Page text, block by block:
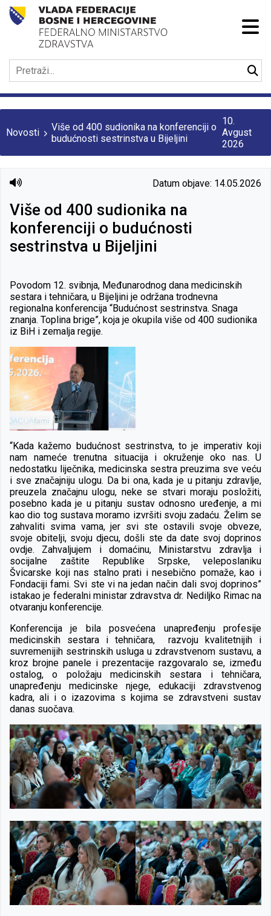
Novosti
Više od 400 sudionika na konferenciji o
budućnosti sestrinstva u Bijeljini
10.
Avgust
2026
Datum objave: 14.05.2026
Više od 400 sudionika na
konferenciji o budućnosti
sestrinstva u Bijeljini
Povodom 12. svibnja, Međunarodnog dana medicinskih
sestara i tehničara, u Bijeljini je održana trodnevna
regionalna konferencija “Budućnost sestrinstva. Snaga
znanja. Toplina brige”, koja je okupila više od 400 sudionika
iz BiH i zemalja regije.
“Kada kažemo budućnost sestrinstva, to je imperativ koji
nam nameće trenutna situacija i okruženje oko nas. U
nedostatku liječnika, medicinska sestra preuzima sve veću
i sve značajniju ulogu. Da bi ona, kada je u pitanju zdravlje,
preuzela značajnu ulogu, neke se stvari moraju posložiti,
posebno kada je u pitanju sustav odnosno uređenje, a mi
kao dio tog sustava moramo izvršiti svoju zadaću. Želim se
zahvaliti svima vama, jer svi ste ostavili svoje obveze,
svoje obitelji, svoju djecu, došli ste da date svoj doprinos
ovdje. Zahvaljujem i domaćinu, Ministarstvu zdravlja i
socijalne zaštite Republike Srpske, veleposlaniku
Švicarske koji nas stalno prati i nesebično pomaže, kao i
Fondaciji fami. Svi ste vi na jedan način dali svoj doprinos”
istakao je federalni ministar zdravstva dr. Nediljko Rimac na
otvaranju konferencije.
Konferencija je bila posvećena unapređenju profesije
medicinskih sestara i tehničara, razvoju kvalitetnijih i
suvremenijih sestrinskih usluga u zdravstvenom sustavu, a
kroz brojne panele i prezentacije razgovaralo se, između
ostalog, o položaju medicinskih sestara i tehničara,
unapređenju medicinske njege, edukaciji zdravstvenog
kadra, ali i o izazovima s kojima se zdravstveni sustav
danas suočava.